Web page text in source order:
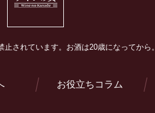
されています。 お酒は20歳になってから。
お役立ちコラム